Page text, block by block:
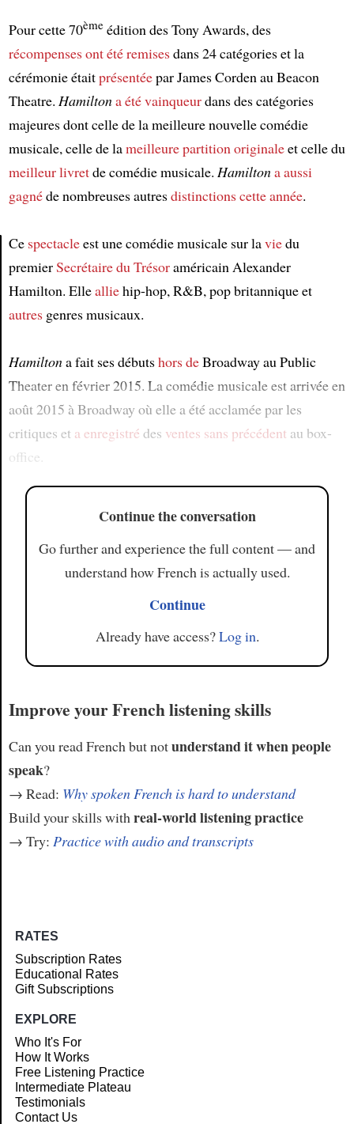
Pour cette 70èmeédition des Tony Awards, des
récompensesont été remisesdans 24 catégories et la
cérémonie étaitprésentéepar James Corden au Beacon
Theatre. Hamiltona été vainqueurdans des catégories
majeures dont celle de la meilleure nouvelle comédie
musicale, celle de lameilleure partition originaleet celle du
meilleur livretde comédie musicale. Hamiltona aussi
gagnéde nombreuses autresdistinctionscette année.
Ce spectacleest une comédie musicale sur laviedu
premierSecrétaire du Trésoraméricain Alexander
Hamilton. Ellealliehip-hop, R&B, pop britannique et
autresgenres musicaux.
Hamiltona fait ses débutshors deBroadway au Public
Theater en février 2015. La comédie musicale est arrivée en
août 2015 à Broadway où elle a été acclamée par les
critiques et a enregistré des ventes sans précédent au box-
office.
Continue the conversation
Go further and experience the full content — and
understand how French is actually used.
Continue
Already have access?Log in.
Improve your French listening skills
Can you read French but notunderstand it when people
speak?
→ Read: Why spoken French is hard to understand
Build your skills with real-world listening practice
→ Try: Practice with audio and transcripts
RATES
Subscription Rates
Educational Rates
Gift Subscriptions
EXPLORE
Who It's For
How It Works
Free Listening Practice
Intermediate Plateau
Testimonials
Contact Us